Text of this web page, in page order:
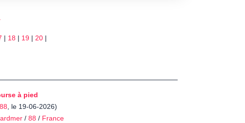
| 18 | 19 | 20 |
à pied
, le 19-06-2026)
/ 88 / France